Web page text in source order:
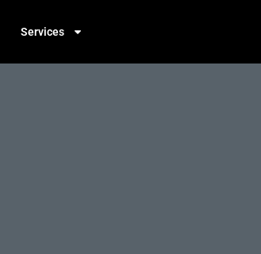
Services